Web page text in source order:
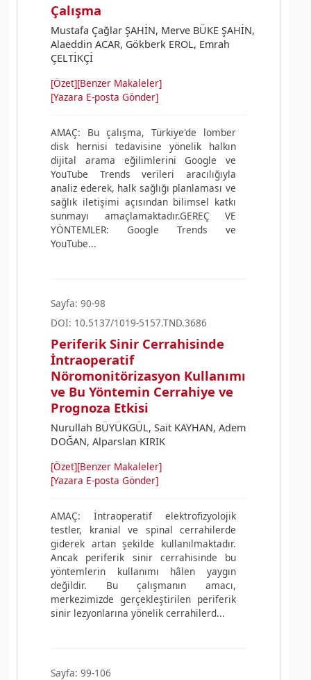
Çalışma
Mustafa Çağlar ŞAHİN, Merve BÜKE ŞAHİN,
Alaeddin ACAR, Gökberk EROL, Emrah
ÇELTİKÇİ
[Özet][Benzer Makaleler]
[Yazara E-posta Gönder]
AMAÇ: Bu çalışma, Türkiye'de lomber
disk hernisi tedavisine yönelik halkın
dijital arama eğilimlerini Google ve
YouTube Trends verileri aracılığıyla
analiz ederek, halk sağlığı planlaması ve
sağlık iletişimi açısından bilimsel katkı
sunmayı amaçlamaktadır.GEREÇ VE
YÖNTEMLER: Google Trends ve
YouTube...
Sayfa: 90-98
DOI: 10.5137/1019-5157.TND.3686
Periferik Sinir Cerrahisinde
İntraoperatif
Nöromonitörizasyon Kullanımı
ve Bu Yöntemin Cerrahiye ve
Prognoza Etkisi
Nurullah BÜYÜKGÜL, Sait KAYHAN, Adem
DOĞAN, Alparslan KIRIK
[Özet][Benzer Makaleler]
[Yazara E-posta Gönder]
AMAÇ: İntraoperatif elektrofizyolojik
testler, kranial ve spinal cerrahilerde
giderek artan şekilde kullanılmaktadır.
Ancak periferik sinir cerrahisinde bu
yöntemlerin kullanımı hâlen yaygın
değildir. Bu çalışmanın amacı,
merkezimizde gerçekleştirilen periferik
sinir lezyonlarına yönelik cerrahilerd...
Sayfa: 99-106